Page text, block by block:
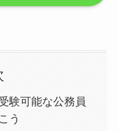
験可能な公務員
う